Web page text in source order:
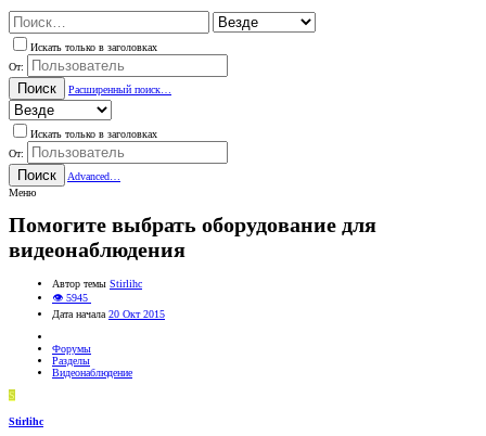
Искать только в заголовках
От:
Поиск Расширенный поиск…
Искать только в заголовках
От:
Поиск
Advanced…
Меню
Помогите выбрать оборудование для
видеонаблюдения
Автор темы Stirlihc
👁 5945
Дата начала 20 Окт 2015
Форумы
Разделы
Видеонаблюдение
S
Stirlihc